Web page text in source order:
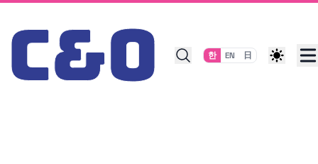
Skip to content
한 EN 日